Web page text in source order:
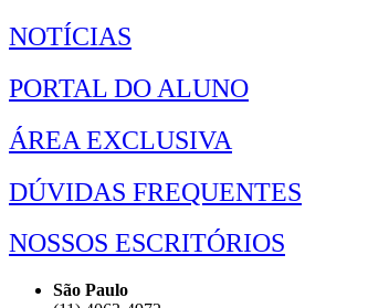
NOTÍCIAS
PORTAL DO ALUNO
ÁREA EXCLUSIVA
DÚVIDAS FREQUENTES
NOSSOS ESCRITÓRIOS
São Paulo